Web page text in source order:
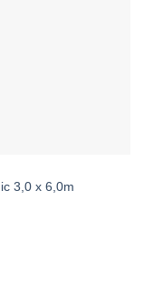
3,0 x 6,0m